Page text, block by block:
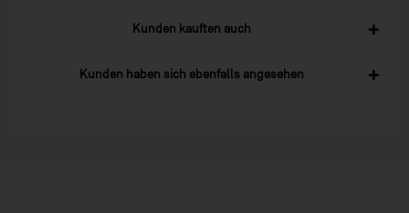
Kunden kauften auch
Kunden haben sich ebenfalls angesehen